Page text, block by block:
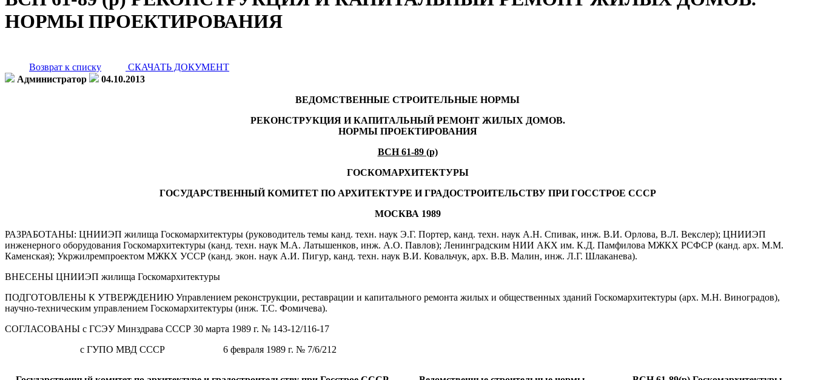
НОРМЫ ПРОЕКТИРОВАНИЯ
Возврат к списку
СКАЧАТЬ ДОКУМЕНТ
Администратор
04.10.2013
ВЕДОМСТВЕННЫЕ СТРОИТЕЛЬНЫЕ НОРМЫ
РЕКОНСТРУКЦИЯ И КАПИТАЛЬНЫЙ РЕМОНТ ЖИЛЫХ ДОМОВ.
НОРМЫ ПРОЕКТИРОВАНИЯ
ВСН 61-89 (р)
ГОСКОМАРХИТЕКТУРЫ
ГОСУДАРСТВЕННЫЙ КОМИТЕТ ПО АРХИТЕКТУРЕ И ГРАДОСТРОИТЕЛЬСТВУ ПРИ ГОССТРОЕ СССР
МОСКВА 1989
РАЗРАБОТАНЫ: ЦНИИЭП жилища Госкомархитектуры (руководитель темы канд. техн. наук Э.Г. Портер, канд. техн. наук А.Н. Спивак, инж. В.И. Орлова, В.Л. Векслер); ЦНИИЭП
инженерного оборудования Госкомархитектуры (канд. техн. наук М.А. Латышенков, инж. А.О. Павлов); Ленинградским НИИ АКХ им. К.Д. Памфилова МЖКХ РСФСР (канд. арх. М.М.
Каменская); Укржилремпроектом МЖКХ УССР (канд. экон. наук А.И. Пигур, канд. техн. наук В.И. Ковальчук, арх. В.В. Малин, инж. Л.Г. Шлаканева).
ВНЕСЕНЫ ЦНИИЭП жилища Госкомархитектуры
ПОДГОТОВЛЕНЫ К УТВЕРЖДЕНИЮ Управлением реконструкции, реставрации и капитального ремонта жилых и общественных зданий Госкомархитектуры (арх. М.Н. Виноградов),
научно-техническим управлением Госкомархитектуры (инж. Т.С. Фомичева).
СОГЛАСОВАНЫ с ГСЭУ Минздрава СССР 30 марта 1989 г. № 143-12/116-17
с ГУПО МВД СССР 6 февраля 1989 г. № 7/6/212